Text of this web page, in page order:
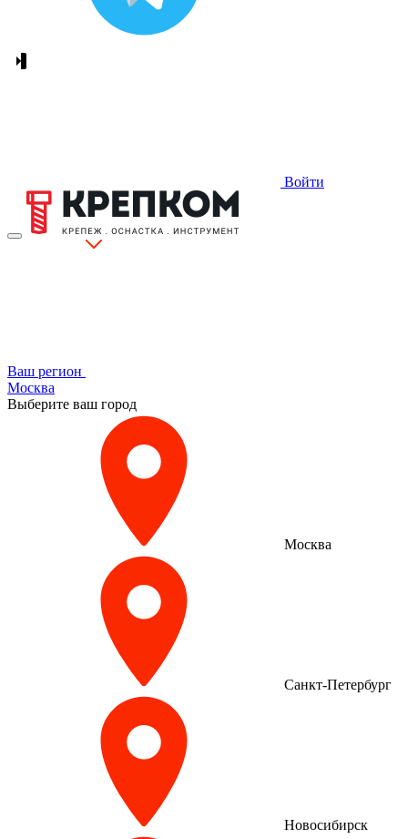
Войти
Ваш регион
Москва
Выберите ваш город
Москва
Санкт-Петербург
Новосибирск